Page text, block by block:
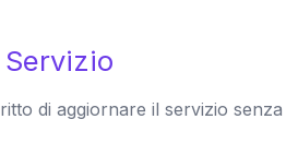
Servizio
di aggiornare il servizio senza